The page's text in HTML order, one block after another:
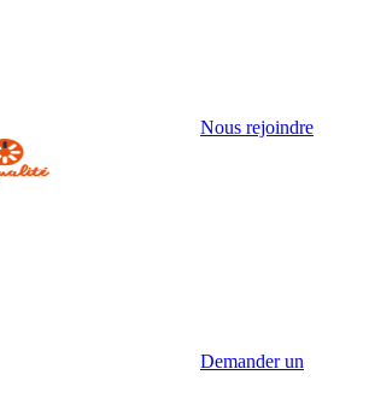
Nous rejoindre
Demander un